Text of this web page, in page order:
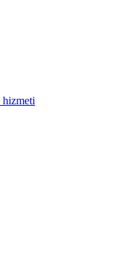
hizmeti